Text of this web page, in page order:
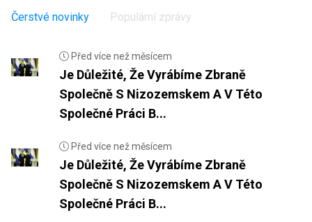
Čerstvé novinky Populární zprávy
Před více než měsícem
Je Důležité, Že Vyrábíme Zbraně
Společně S Nizozemskem A V Této
Společné Práci B...
Před více než měsícem
Je Důležité, Že Vyrábíme Zbraně
Společně S Nizozemskem A V Této
Společné Práci B...